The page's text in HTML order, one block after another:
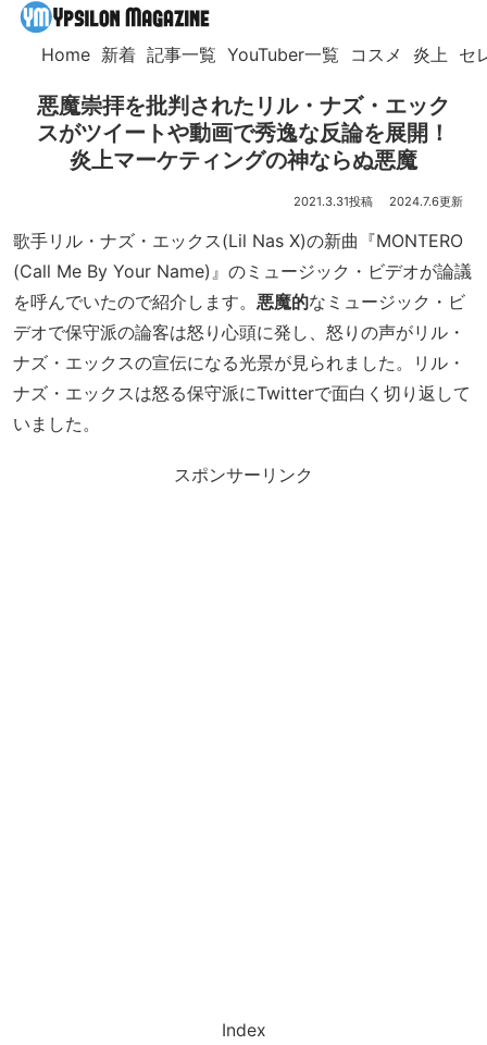
Home 新着 記事一覧 YouTuber一覧 コスメ 炎上 セ
悪魔崇拝を批判されたリル・ナズ・エック
スがツイートや動画で秀逸な反論を展開！
炎上マーケティングの神ならぬ悪魔
2021.3.31 2024.7.6
歌手リル・ナズ・エックス(Lil Nas X)の新曲『MONTERO
(Call Me By Your Name)』のミュージック・ビデオが論議
を呼んでいたので紹介します。 悪魔的なミュージック・ビ
デオで保守派の論客は怒り心頭に発し、怒りの声がリル・
ナズ・エックスの宣伝になる光景が見られました。リル・
ナズ・エックスは怒る保守派にTwitterで面白く切り返して
いました。
スポンサーリンク
Index